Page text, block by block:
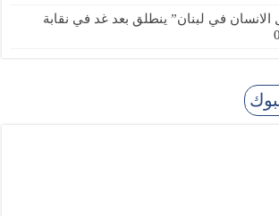
في لبنان” ينطلق بعد غد في نقابة